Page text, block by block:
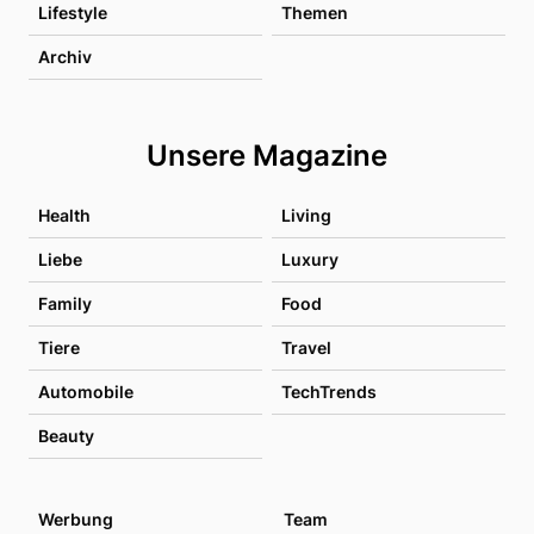
Lifestyle Themen
Archiv
Unsere Magazine
Health Living
Liebe Luxury
Family Food
Tiere Travel
Automobile TechTrends
Beauty
Werbung Team